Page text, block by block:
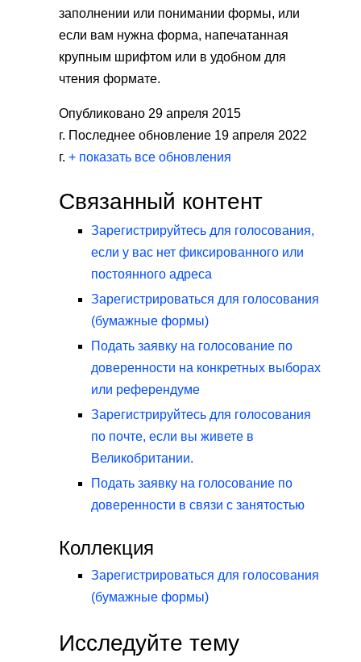
заполнении или понимании формы, или
если вам нужна форма, напечатанная
крупным шрифтом или в удобном для
чтения формате.
Опубликовано 29 апреля 2015
г. Последнее обновление 19 апреля 2022
г. + показать все обновления
Связанный контент
Зарегистрируйтесь для голосования,
если у вас нет фиксированного или
постоянного адреса
Зарегистрироваться для голосования
(бумажные формы)
Подать заявку на голосование по
доверенности на конкретных выборах
или референдуме
Зарегистрируйтесь для голосования
по почте, если вы живете в
Великобритании.
Подать заявку на голосование по
доверенности в связи с занятостью
Коллекция
Зарегистрироваться для голосования
(бумажные формы)
Исследуйте тему